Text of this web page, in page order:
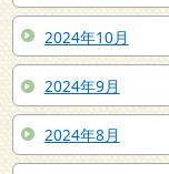
2024年10月
2024年9月
2024年8月